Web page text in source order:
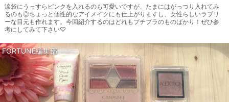
涙袋にうっすらピンクを入れるのも可愛いですが、たまにはがっつり入れてみ
るのも◎ちょっと個性的なアイメイクにも仕上がりますし、女性らしいラブリ
ーな目元も作れます。今回紹介するのはどれもプチプラのものばかり！ぜひ参
考にしてみて下さい♡
FORTUNE編集部